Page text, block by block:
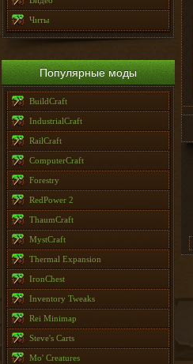
Читы
Популярные моды
BuildCraft
IndustrialCraft
RailCraft
ComputerCraft
Forestry
RedPower 2
ThaumCraft
MystCraft
Thermal Expansion
IronChest
Inventory Tweaks
Rei Minimap
Steve's Carts
Mo' Creatures